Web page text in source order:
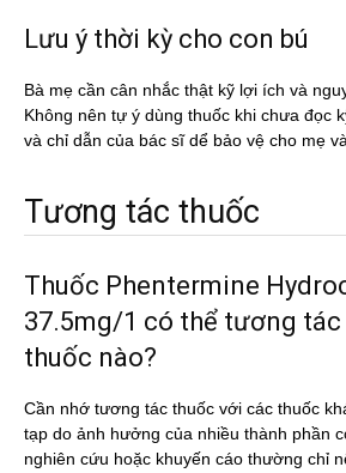
Lưu ý thời kỳ cho con bú
Bà mẹ cần cân nhắc thật kỹ lợi ích và
Không nên tự ý dùng thuốc khi chưa đọc
và chỉ dẫn của bác sĩ dể bảo vệ cho mẹ
Tương tác thuốc
Thuốc Phentermine
37.5mg/1 có thể tương
thuốc nào?
Cần nhớ tương tác thuốc với các thuốc
tạp do ảnh hưởng của nhiều thành phần
nghiên cứu hoặc khuyến cáo thường chỉ